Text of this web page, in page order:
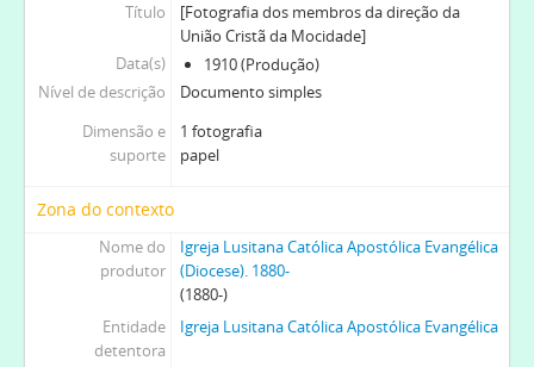
Título
[Fotografia dos membros da direção da
União Cristã da Mocidade]
Data(s)
1910 (Produção)
Nível de descrição
Documento simples
Dimensão e
suporte
1 fotografia
papel
Zona do contexto
Nome do
produtor
Igreja Lusitana Católica Apostólica Evangélica
(Diocese). 1880-
(1880-)
Entidade
detentora
Igreja Lusitana Católica Apostólica Evangélica